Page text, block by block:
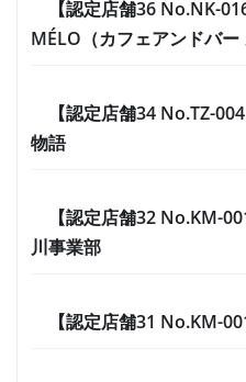
【認定店舗36 No.NK-
MÉLO（カフェアンドバー
【認定店舗34 No.TZ-
物語
【認定店舗32 No.KM-
川事業部
【認定店舗31 No.KM-